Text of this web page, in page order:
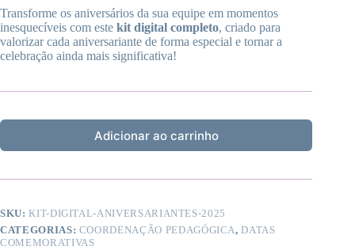
era:
R$ 14,99.
é:
R$ 10,99.
Transforme os aniversários da sua equipe em momentos
inesquecíveis com este kit digital completo, criado para
valorizar cada aniversariante de forma especial e tornar a
celebração ainda mais significativa!
Adicionar ao carrinho
SKU:KIT-DIGITAL-ANIVERSARIANTES-2025
CATEGORIAS: COORDENAÇÃO PEDAGÓGICA,DATAS
COMEMORATIVAS